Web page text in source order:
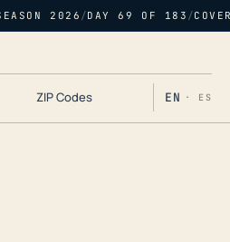
2026 /DAY 69 OF 183 /
ZIP Codes EN · ES